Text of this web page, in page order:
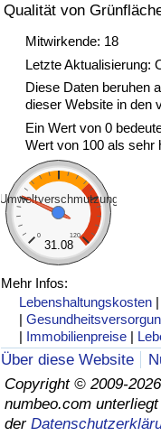
Qualität von
Mitwirkende: 18
Letzte Aktualisierung:
Diese Daten beruhen
dieser Website in den
Ein Wert von 0
Wert von 100 als sehr
Umweltverschmutzung
0 120
31.08
Mehr Infos:
Lebenshaltungskosten |
|
| Immobilienpreise |
Über diese Website
Copyright © 2009-
numbeo.com
der
Verkehrs-Index
Verkehrs-Index
Verkehrs-Index nach